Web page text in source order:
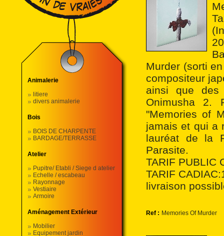
Animalerie
litiere
divers animalerie
Bois
BOIS DE CHARPENTE
BARDAGE/TERRASSE
Atelier
Pupitre/ Etabli / Siege d atelier
Echelle / escabeau
Rayonnage
Vestiaire
Armoire
Aménagement Extérieur
Mobilier
Equipement jardin
Murder (sorti
compositeur
ainsi que
Onimusha 2.
"Memories of
jamais et qui a
lauréat de la
Parasite.
TARIF PUBLIC
TARIF
livraison
Ref : Memories Of Murder